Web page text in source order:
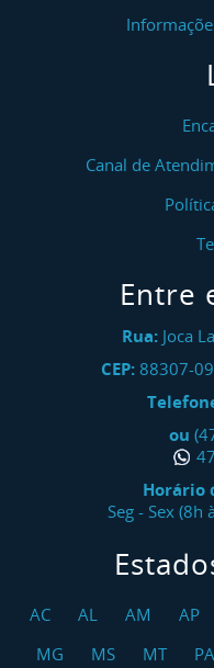
Canal de
Entre
Rua: Joca
CEP: 88307-
ou
Horário
Seg - Sex
AC AL AM AP
MG
MS MT PA